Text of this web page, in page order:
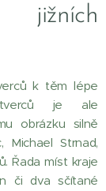
jižních
k těm lépe
je ale
obrázku silně
Michael Strnad,
Řada míst kraje
či dva sčítané